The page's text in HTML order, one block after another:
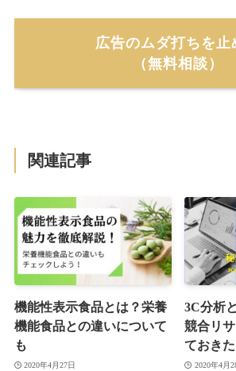
広告のムダ打ちを止
（無料相談）
関連記事
機能性表示食品とは？栄養
機能食品との違いについて
も
2020年4月27日
3C分析
競合リ
ておき
2020年4月